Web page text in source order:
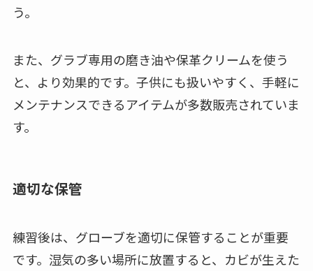
う。
また、グラブ専用の磨き油や保革クリームを使う
と、より効果的です。子供にも扱いやすく、手軽に
メンテナンスできるアイテムが多数販売されていま
す。
適切な保管
練習後は、グローブを適切に保管することが重要
です。湿気の多い場所に放置すると、カビが生えた